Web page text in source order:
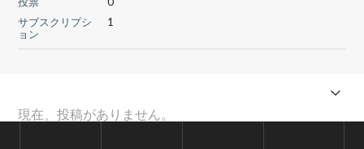
サブスクリプシ
ョン
1
現在、投稿がありません。